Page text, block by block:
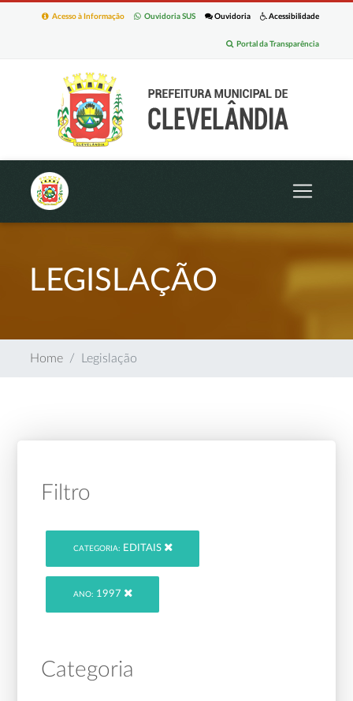
Acessibilidade
Ouvidoria
Ouvidoria SUS
Acesso à Informação
Portal da Transparência
LEGISLAÇÃO
Home Legislação
Filtro
CATEGORIA: EDITAIS
ANO: 1997
Categoria